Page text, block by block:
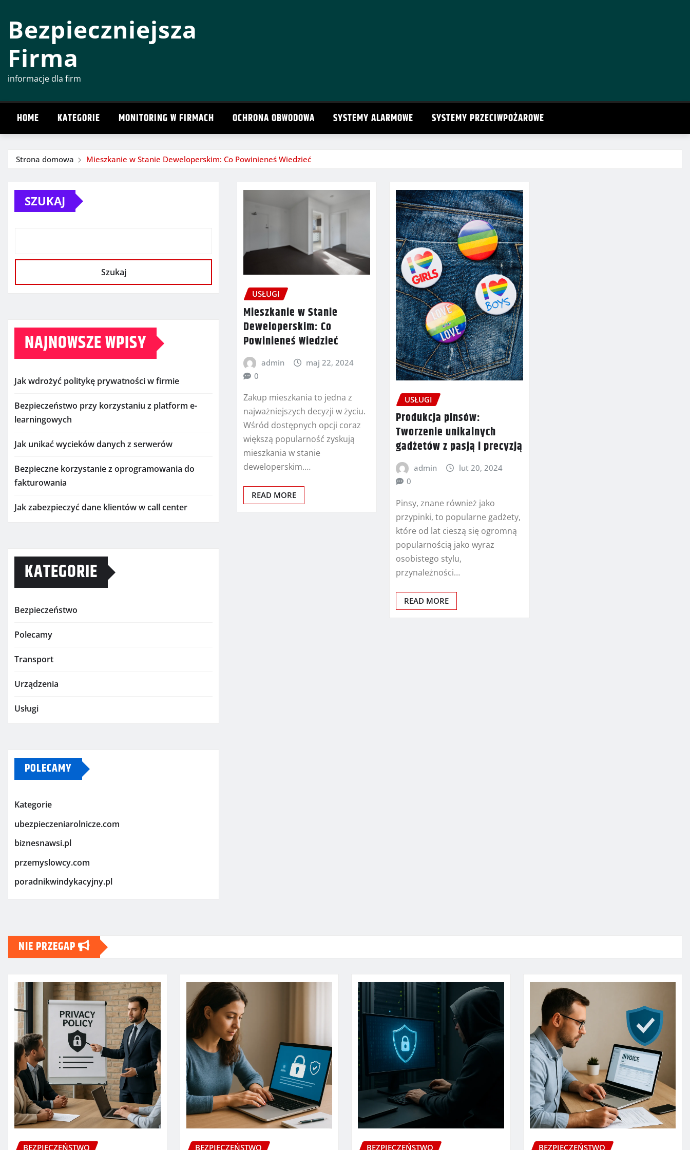
treściBezpieczniejsza
Firma
informacje dla firm
HOME KATEGORIE MONITORING W FIRMACH OCHRONA OBWODOWA SYSTEMY ALARMOWE SYSTEMY PRZECIWPOŻAROWE
Strona domowa Mieszkanie w Stanie Deweloperskim: Co Powinieneś Wiedzieć
SZUKAJ
Szukaj
NAJNOWSZE WPISY
Jak wdrożyć politykę prywatności w firmie
Bezpieczeństwo przy korzystaniu z platform e-
learningowych
Jak unikać wycieków danych z serwerów
Bezpieczne korzystanie z oprogramowania do
fakturowania
Jak zabezpieczyć dane klientów w call center
KATEGORIE
Bezpieczeństwo
Polecamy
Transport
Urządzenia
Usługi
POLECAMY
Kategorie
ubezpieczeniarolnicze.com
biznesnawsi.pl
przemyslowcy.com
poradnikwindykacyjny.pl
USŁUGI
Mieszkanie w Stanie
Deweloperskim: Co
Powinieneś Wiedzieć
admin
maj 22, 2024
0
Zakup mieszkania to jedna z
najważniejszych decyzji w życiu.
Wśród dostępnych opcji coraz
większą popularność zyskują
mieszkania w stanie
deweloperskim.…
READ MORE
USŁUGI
Produkcja pinsów:
Tworzenie unikalnych
gadżetów z pasją i precyzją
admin
lut 20, 2024
0
Pinsy, znane również jako
przypinki, to popularne gadżety,
które od lat cieszą się ogromną
popularnością jako wyraz
osobistego stylu,
przynależności…
READ MORE
NIE PRZEGAP
BEZPIECZEŃSTWO BEZPIECZEŃSTWO BEZPIECZEŃSTWO BEZPIECZEŃSTWO